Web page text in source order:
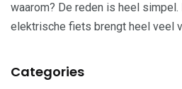
waarom? De reden is heel
elektrische fiets brengt heel veel
Categories